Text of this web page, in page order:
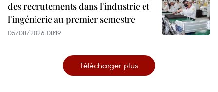
des recrutements dans l'industrie et
l'ingénierie au premier semestre
05/08/2026 08:19
Télécharger plus